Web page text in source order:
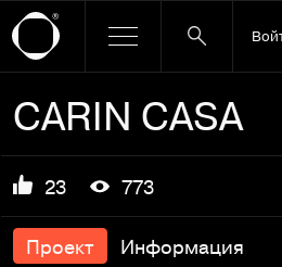
CARIN CASA
23 773
Проект Информация